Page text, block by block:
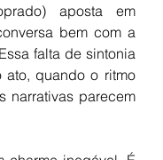
aposta em
bem com a
falta de sintonia
ato, quando o ritmo
narrativas parecem